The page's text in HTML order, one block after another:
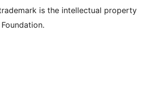
is the intellectual property